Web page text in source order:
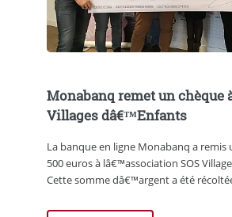
Monabanq remet un chèque
Villages dâ€™Enfants
La banque en ligne Monabanq a remis
500 euros à lâ€™association SOS
Cette somme dâ€™argent a été